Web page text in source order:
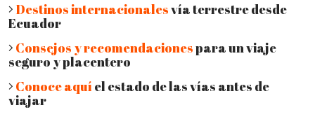
Destinos internacionalesvía terrestre desde
Ecuador
Consejos y recomendacionespara un viaje
seguro y placentero
Conoce aquíel estado de las vías antes de
viajar